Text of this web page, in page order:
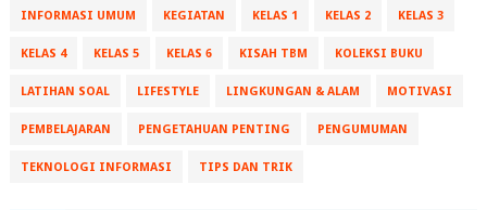
INFORMASI UMUM KEGIATAN KELAS 1 KELAS 2 KELAS 3
KELAS 4 KELAS 5 KELAS 6 KISAH TBM KOLEKSI BUKU
LATIHAN SOAL LIFESTYLE LINGKUNGAN & ALAM MOTIVASI
PEMBELAJARAN PENGETAHUAN PENTING PENGUMUMAN
TEKNOLOGI INFORMASI TIPS DAN TRIK